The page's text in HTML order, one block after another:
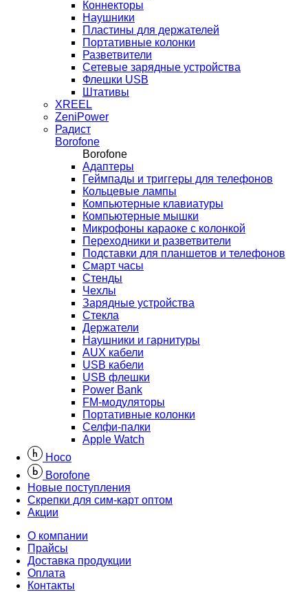
Коннекторы
Наушники
Пластины для держателей
Портативные колонки
Разветвители
Сетевые зарядные устройства
Флешки USB
Штативы
XREEL
ZeniPower
Радист
Borofone
Borofone
Адаптеры
Геймпады и триггеры для телефонов
Кольцевые лампы
Компьютерные клавиатуры
Компьютерные мышки
Микрофоны караоке с колонкой
Переходники и разветвители
Подставки для планшетов и телефонов
Смарт часы
Стенды
Чехлы
Зарядные устройства
Стекла
Держатели
Наушники и гарнитуры
AUX кабели
USB кабели
USB флешки
Power Bank
FM-модуляторы
Портативные колонки
Селфи-палки
Apple Watch
Hoco
Borofone
Новые поступления
Скрепки для сим-карт оптом
Акции
О компании
Прайсы
Доставка продукции
Оплата
Контакты